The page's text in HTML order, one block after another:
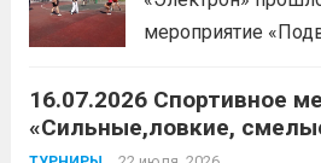
мероприятие
16.07.2026 Спортивное
«Сильные,ловкие,